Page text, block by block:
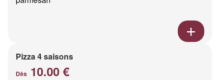
Pizza 4 saisons
Dès 10.00 €